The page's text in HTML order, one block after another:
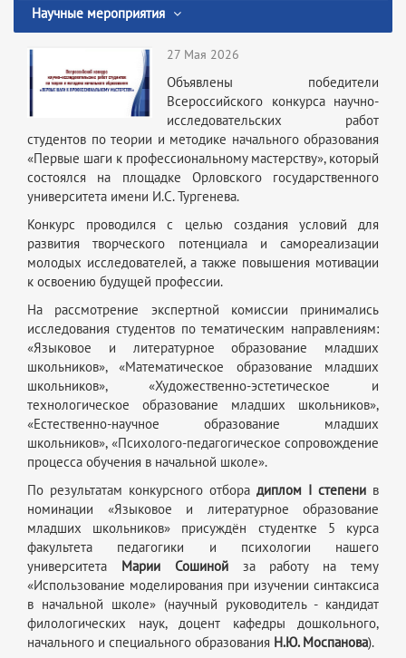
Научные мероприятия
27 Мая 2026
Объявлены победители
Всероссийского конкурса научно-
исследовательских работ
студентов по теории и методике начального образования
«Первые шаги к профессиональному мастерству», который
состоялся на площадке Орловского государственного
университета имени И.С. Тургенева.
Конкурс проводился с целью создания условий для
развития творческого потенциала и самореализации
молодых исследователей, а также повышения мотивации
к освоению будущей профессии.
На рассмотрение экспертной комиссии принимались
исследования студентов по тематическим направлениям:
«Языковое и литературное образование младших
школьников», «Математическое образование младших
школьников», «Художественно-эстетическое и
технологическое образование младших школьников»,
«Естественно-научное образование младших
школьников», «Психолого-педагогическое сопровождение
процесса обучения в начальной школе».
По результатам конкурсного отбора диплом I степени в
номинации «Языковое и литературное образование
младших школьников» присуждён студентке 5 курса
факультета педагогики и психологии нашего
университета Марии Сошинойза работу на тему
«Использование моделирования при изучении синтаксиса
в начальной школе» (научный руководитель - кандидат
филологических наук, доцент кафедры дошкольного,
начального и специального образования Н.Ю. Моспанова).